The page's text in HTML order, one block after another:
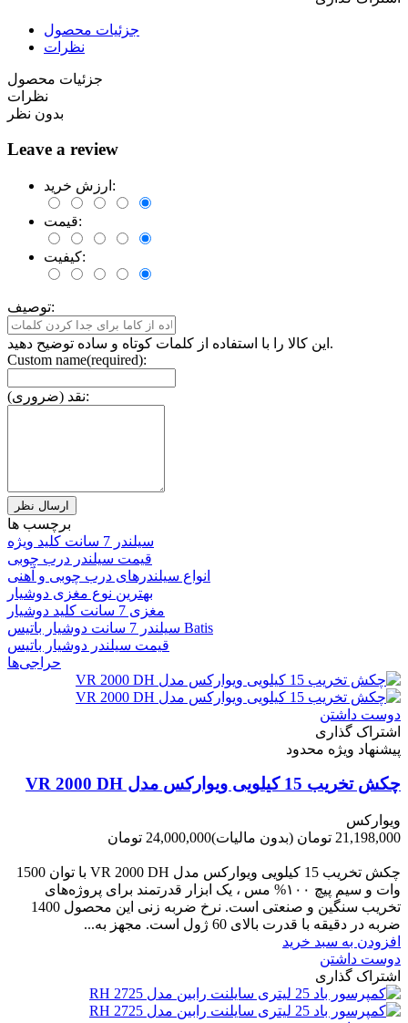
جزئیات محصول
نظرات
جزئیات محصول
نظرات
بدون نظر
Leave a review
ارزش خرید:
قیمت:
کیفیت:
توصیف:
این کالا را با استفاده از کلمات کوتاه و ساده توضیح دهید.
Custom name(required):
نقد (ضروری):
برچسب ها
سیلندر 7 سانت کلید ویژه
قیمت سیلندر درب چوبی
انواع سیلندرهای درب چوبی و آهنی
بهترین نوع مغزی دوشیار
مغزی 7 سانت کلید دوشیار
سیلندر 7 سانت دوشیار باتیس Batis
قیمت سیلندر دوشیار باتیس
حراجی‌ها
دوست داشتن
اشتراک گذاری
پیشنهاد ویژه محدود
چکش تخریب 15 کیلویی ویوارکس مدل VR 2000 DH
ویوارکس
21,198,000 تومان
(بدون مالیات)24,000,000 تومان
چکش تخریب 15 کیلویی ویوارکس مدل VR 2000 DH با توان 1500
وات و سیم پیچ ۱۰۰% مس ، یک ابزار قدرتمند برای پروژه‌های
تخریب سنگین و صنعتی است. نرخ ضربه زنی این محصول 1400
ضربه در دقیقه با قدرت بالای 60 ژول است. مجهز به...
افزودن به سبد خرید
دوست داشتن
اشتراک گذاری